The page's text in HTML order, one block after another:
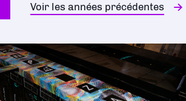
Voir les années précédentes